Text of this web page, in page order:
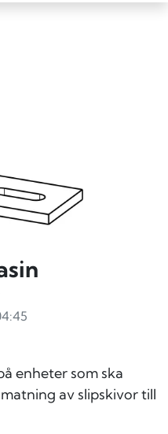
enheter som ska
av slipskivor till